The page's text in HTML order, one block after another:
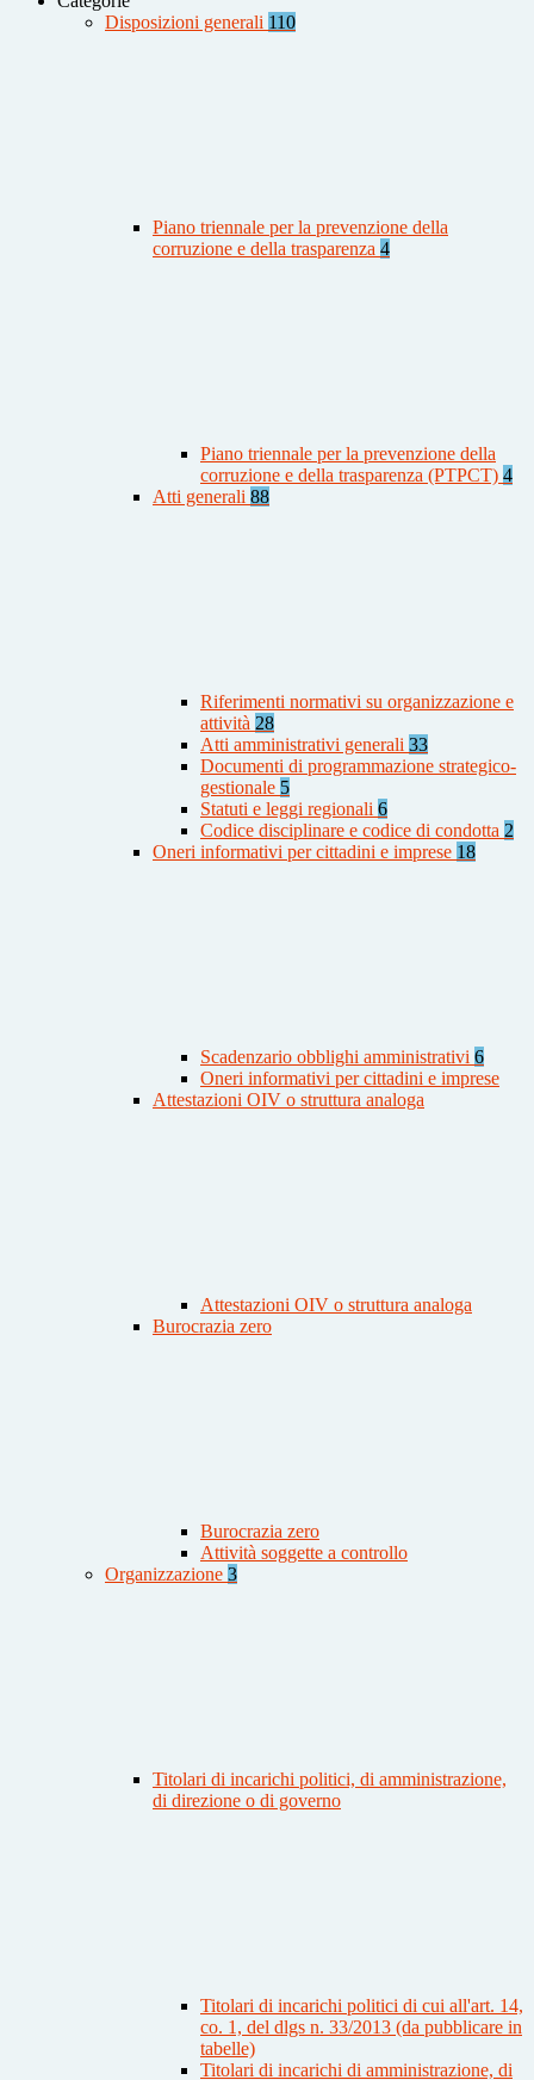
Disposizioni generali 110
Piano triennale per la prevenzione della
corruzione e della trasparenza 4
Piano triennale per la prevenzione della
corruzione e della trasparenza (PTPCT) 4
Atti generali 88
Riferimenti normativi su organizzazione e
attività 28
Atti amministrativi generali 33
Documenti di programmazione strategico-
gestionale 5
Statuti e leggi regionali 6
Codice disciplinare e codice di condotta 2
Oneri informativi per cittadini e imprese 18
Scadenzario obblighi amministrativi 6
Oneri informativi per cittadini e imprese
Attestazioni OIV o struttura analoga
Attestazioni OIV o struttura analoga
Burocrazia zero
Burocrazia zero
Attività soggette a controllo
Organizzazione 3
Titolari di incarichi politici, di amministrazione,
di direzione o di governo
Titolari di incarichi politici di cui all'art. 14,
co. 1, del dlgs n. 33/2013 (da pubblicare in
tabelle)
Titolari di incarichi di amministrazione, di